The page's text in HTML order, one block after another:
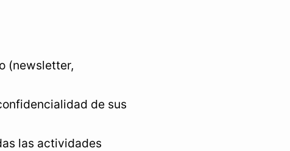
(newsletter,
de sus
las actividades